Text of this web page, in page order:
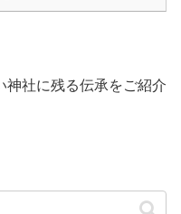
神社に残る伝承をご紹介